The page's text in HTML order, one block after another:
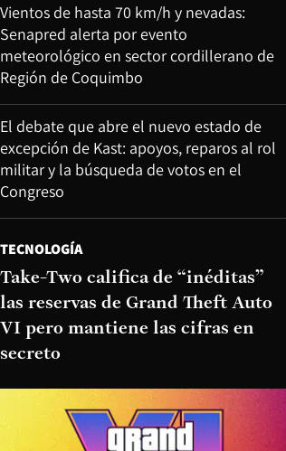
Vientos de hasta 70 km/h y nevadas:
Senapred alerta por evento
meteorológico en sector cordillerano de
Región de Coquimbo
El debate que abre el nuevo estado de
excepción de Kast: apoyos, reparos al rol
militar y la búsqueda de votos en el
Congreso
TECNOLOGÍA
Take-Two califica de “inéditas”
las reservas de Grand Theft Auto
VI pero mantiene las cifras en
secreto